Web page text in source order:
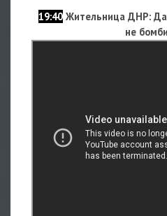
19:40Жительница ДНР:
не